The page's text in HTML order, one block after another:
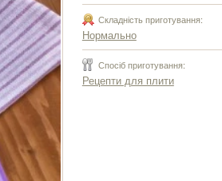
Складність приготування:
Нормально
Спосіб приготування:
Рецепти для плити